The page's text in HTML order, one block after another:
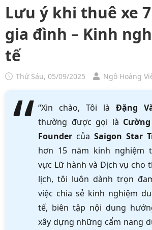
Lưu ý khi thuê xe
gia đình – Kinh
tế
Thứ Sáu, 05/09/2025 Ngô Hoàng
“Xin chào, Tôi là Đặng
thường được gọi là
Founder của Saigon Star
hơn 15 năm kinh nghiệm
vực Lữ hành và Dịch vụ cho
lịch, tôi luôn dành trọn
việc chia sẻ kinh nghiệm
tế, biên tập nội dung
xây dựng những cẩm nang